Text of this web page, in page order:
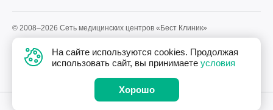
© 2008–2026 Сеть медицинских центров «Бест Клиник»
Политика «Бест Клиник» в отношении обработки персональных
данных.
разработка сайта—Текарт.
На сайте используются cookies. Продолжая
использовать сайт, вы принимаете условия
Хорошо